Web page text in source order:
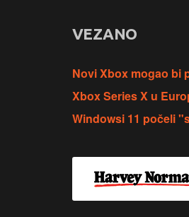
VEZANO
Novi Xbox mogao bi
Xbox Series X u
Windowsi 11 počeli